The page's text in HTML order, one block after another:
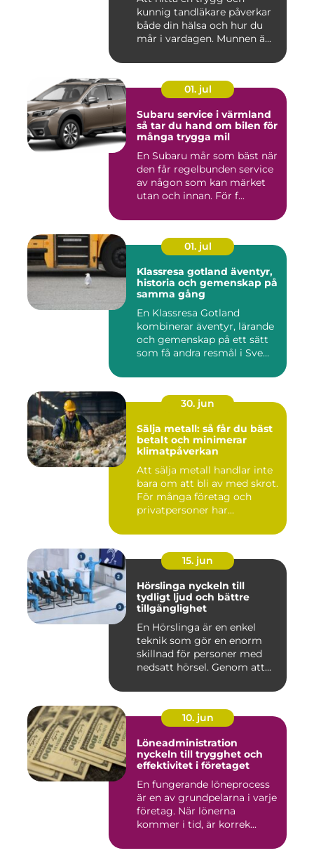
kunnig tandläkare påverkar
både din hälsa och hur du
mår i vardagen. Munnen ä...
01. jul
Subaru service i värmland
så tar du hand om bilen för
många trygga mil
En Subaru mår som bäst när
den får regelbunden service
av någon som kan märket
utan och innan. För f...
01. jul
Klassresa gotland äventyr,
historia och gemenskap på
samma gång
En Klassresa Gotland
kombinerar äventyr, lärande
och gemenskap på ett sätt
som få andra resmål i Sve...
30. jun
Sälja metall: så får du bäst
betalt och minimerar
klimatpåverkan
Att sälja metall handlar inte
bara om att bli av med skrot.
För många företag och
privatpersoner har...
15. jun
Hörslinga nyckeln till
tydligt ljud och bättre
tillgänglighet
En Hörslinga är en enkel
teknik som gör en enorm
skillnad för personer med
nedsatt hörsel. Genom att...
10. jun
Löneadministration
nyckeln till trygghet och
effektivitet i företaget
En fungerande löneprocess
är en av grundpelarna i varje
företag. När lönerna
kommer i tid, är korrek...